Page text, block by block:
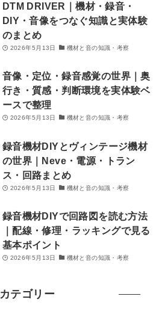
DTM DRIVER｜機材・録音・
DIY・音像をつなぐ知識と実体験
のまとめ
2026年5月13日 機材と音の知識・考察
音像・定位・録音感覚の世界｜奥
行き・質感・判断環境を実体験ベ
ースで整理
2026年5月13日 機材と音の知識・考察
録音機材DIYとヴィンテージ機材
の世界｜Neve・電源・トラン
ス・回路まとめ
2026年5月13日 機材と音の知識・考察
録音機材DIYで回路図を読む方法
｜配線・修理・ラッキングで見る
基本ポイント
2026年5月13日 機材と音の知識・考察
カテゴリー